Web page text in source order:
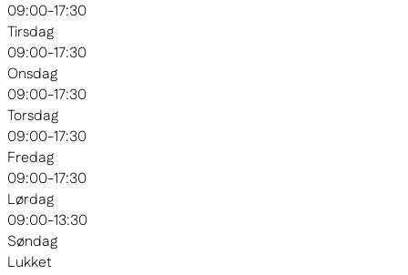
09:00-17:30
Tirsdag
09:00-17:30
Onsdag
09:00-17:30
Torsdag
09:00-17:30
Fredag
09:00-17:30
Lørdag
09:00-13:30
Søndag
Lukket